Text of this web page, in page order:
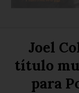
Joel
título
para